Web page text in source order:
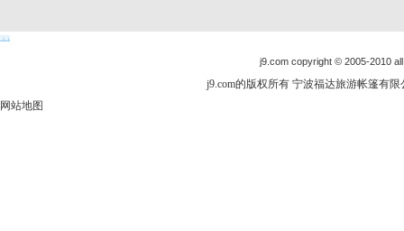
j9.com copyright © 2005-2010
j9.com的版权所有 宁波福达旅游帐篷有
网站地图